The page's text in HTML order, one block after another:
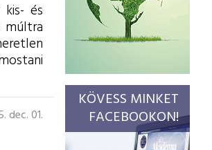
és
dec. 01.
KÖVESS MINKET
FACEBOOKON!